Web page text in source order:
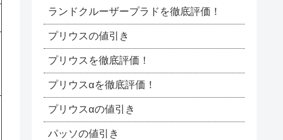
ランドクルーザープラドを徹底評価！
プリウスの値引き
プリウスを徹底評価！
プリウスαを徹底評価！
プリウスαの値引き
パッソの値引き